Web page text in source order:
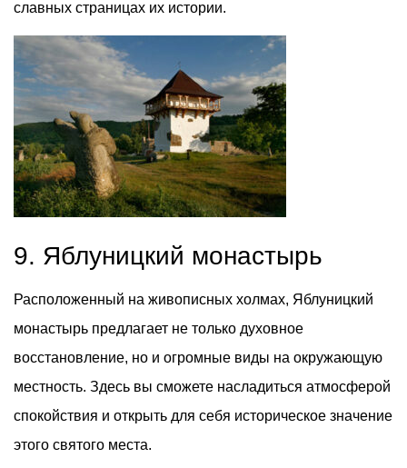
славных страницах их истории.
9. Яблуницкий монастырь
Расположенный на живописных холмах, Яблуницкий
монастырь предлагает не только духовное
восстановление, но и огромные виды на окружающую
местность. Здесь вы сможете насладиться атмосферой
спокойствия и открыть для себя историческое значение
этого святого места.